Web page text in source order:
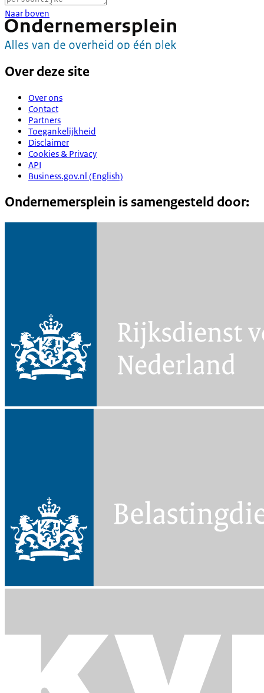
Naar boven
Over deze site
Over ons
Contact
Partners
Toegankelijkheid
Disclaimer
Cookies & Privacy
API
Business.gov.nl (English)
Ondernemersplein is samengesteld door: